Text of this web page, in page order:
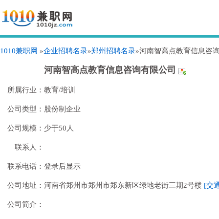
1010兼职网 »企业招聘名录»郑州招聘名录»河南智高点教育信息咨
河南智高点教育信息咨询有限公司
所属行业： 教育/培训
公司类型： 股份制企业
公司规模： 少于50人
联系人：
联系电话： 登录后显示
公司地址： 河南省郑州市郑州市郑东新区绿地老街三期2号楼 [交
公司简介：